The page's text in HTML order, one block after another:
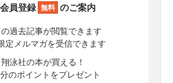
員登録 無料 のご案内
の過去記事が閲覧できます
定メルマガを受信できます
翔泳社の本が買える！
のポイントをプレゼント